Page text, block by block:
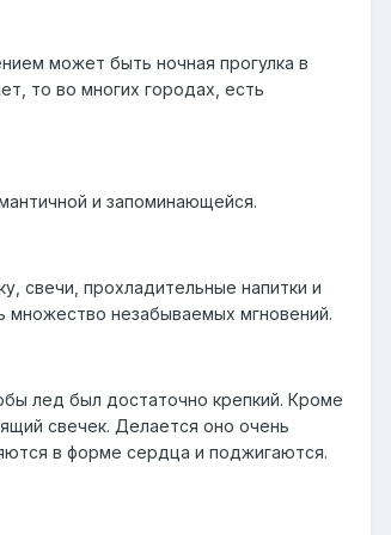
может быть ночная прогулка в
то во многих городах, есть
и запоминающейся.
свечи, прохладительные напитки и
незабываемых мгновений.
лед был достаточно крепкий. Кроме
свечек. Делается оно очень
в форме сердца и поджигаются.